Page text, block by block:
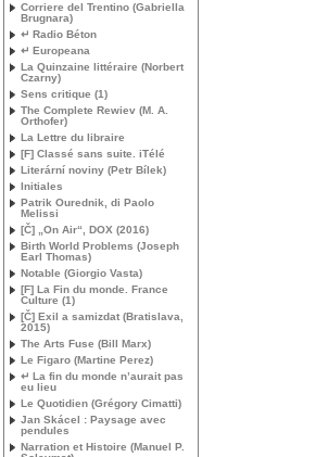
Corriere del Trentino (Gabriella
Brugnara)
↵ Radio Béton
↵ Europeana
La Quinzaine littéraire (Norbert
Czarny)
Sens critique (1)
The Complete Rewiev (M. A.
Orthofer)
La Lettre du libraire
[F] Classé sans suite. iTélé
Literární noviny (Petr Bílek)
Initiales
Patrik Ourednik, di Paolo
Melissi
[Č] „On Air“, DOX (2016)
Birth World Problems (Joseph
Earl Thomas)
Notable (Giorgio Vasta)
[F] La Fin du monde. France
Culture (1)
[Č] Exil a samizdat (Bratislava,
2015)
The Arts Fuse (Bill Marx)
Le Figaro (Martine Perez)
↵ La fin du monde n’aurait pas
eu lieu
Le Quotidien (Grégory Cimatti)
Jan Skácel : Paysage avec
pendules
Narration et Histoire (Manuel P.